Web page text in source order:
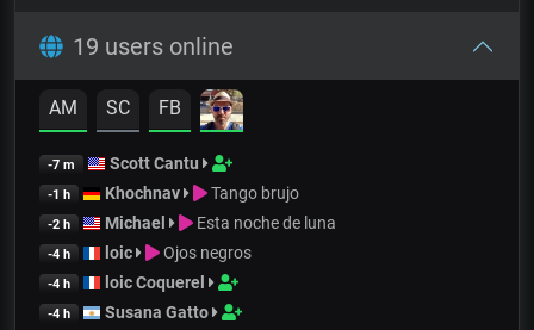
19 users online
AM SC FB
-7 m Scott Cantu
-1 h Khochnav Tango brujo
-2 h Michael Esta noche de luna
-4 h loic Ojos negros
-4 h loic Coquerel
-4 h Susana Gatto